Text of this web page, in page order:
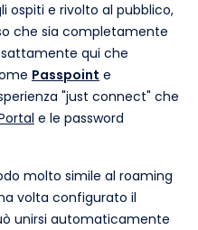
ospiti e rivolto al pubblico,
che sia completamente
qui che
Passpoint e
"just connect" che
e le password
molto simile al roaming
volta configurato il
unirsi automaticamente